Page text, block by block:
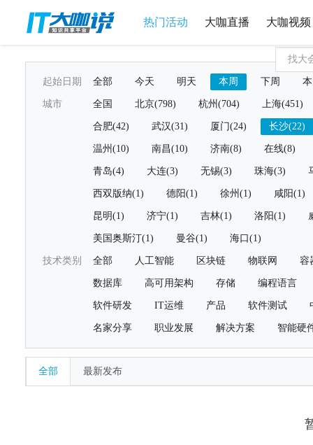
热门活动 大咖直播 大咖视频
起始日期 全部 今天 明天 本周 下周
城市 全国 北京(798) 杭州(704) 上海(451)
合肥(42) 武汉(31) 厦门(24) 长沙(22)
温州(10) 南昌(10) 济南(8) 在线(8)
青岛(4) 大连(3) 无锡(3) 珠海(3)
西双版纳(1) 德阳(1) 徐州(1) 咸阳(1)
昆明(1) 济宁(1) 吉林(1) 洛阳(1)
美国奥斯汀(1) 曼谷(1) 海口(1)
技术类别 全部 人工智能 区块链 物联网 容
数据库 高可用架构 存储 编程语言
软件研发 IT运维 产品 软件测试
名家分享 职业发展 解决方案 智能硬
全部 最新发布